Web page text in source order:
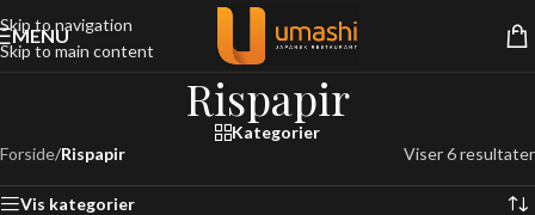
Skip to navigation
Skip to main content
MENU
Rispapir
Kategorier
Forside/Rispapir Viser 6 resultater
Vis kategorier